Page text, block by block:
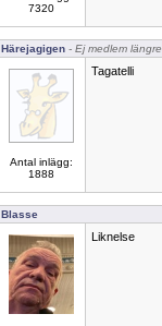
7320
Härejagigen - Ej medlem längre
Antal inlägg:
1888
Tagatelli
Blasse
Liknelse